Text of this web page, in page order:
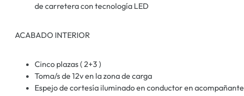
de carretera con tecnología LED
ACABADO INTERIOR
Cinco plazas ( 2+3 )
Toma/s de 12v en la zona de carga
Espejo de cortesía iluminado en conductor en acompañante